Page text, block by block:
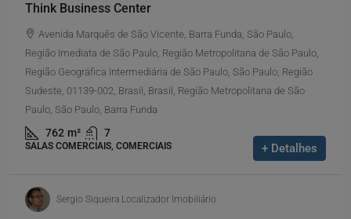
Think Business Center
Avenida Marquês de São Vicente, Barra Funda, São Paulo,
Região Imediata de São Paulo, Região Metropolitana de São Paulo,
Região Geográfica Intermediária de São Paulo, São Paulo, Região
Sudeste, 01139-002, Brasil, Brasil, Região Metropolitana de São
Paulo, São Paulo, Barra Funda
762 m² 7
SALAS COMERCIAIS, COMERCIAIS + Detalhes
Sergio Siqueira Localizador Imobiliário